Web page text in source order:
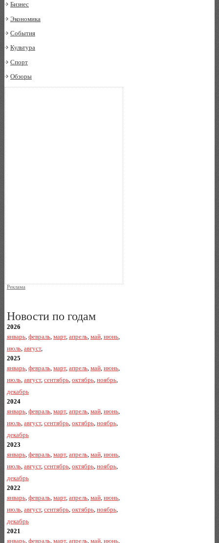
Бизнес
Экономика
События
Культура
Спорт
Обзоры
Реклама
Новости по годам
2026
январь, февраль, март, апрель, май, июнь,
июль, август,
2025
январь, февраль, март, апрель, май, июнь,
июль, август, сентябрь, октябрь, ноябрь,
декабрь
2024
январь, февраль, март, апрель, май, июнь,
июль, август, сентябрь, октябрь, ноябрь,
декабрь
2023
январь, февраль, март, апрель, май, июнь,
июль, август, сентябрь, октябрь, ноябрь,
декабрь
2022
январь, февраль, март, апрель, май, июнь,
июль, август, сентябрь, октябрь, ноябрь,
декабрь
2021
январь, февраль, март, апрель, май, июнь,